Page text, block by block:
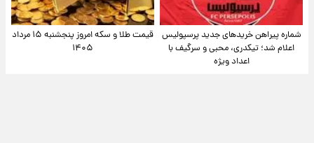
شماره پیراهن خریدهای جدید پرسپولیس
اعلام شد؛ تیکدری، محبی و سرگیف با
اعداد ویژه
قیمت طلا و سکه امروز پنجشنبه ۱۵ مرداد
۱۴۰۵